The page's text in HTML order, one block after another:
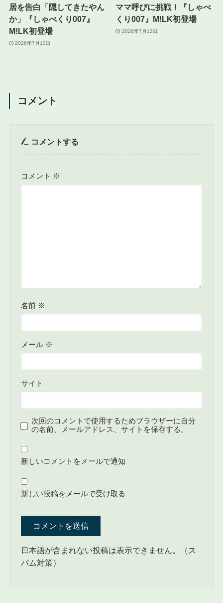
居を告白「隠してきたやん
か」『しゃべくり007』
M!LK初登場
2026年7月13日
ママ呼びに挑戦！『しゃべ
くり007』M!LK初登場
2026年7月13日
コメント
コメントする
コメント ※
名前 ※
メール ※
サイト
次回のコメントで使用するためブラウザーに自分
の名前、メールアドレス、サイトを保存する。
新しいコメントをメールで通知
新しい投稿をメールで受け取る
日本語が含まれない投稿は表示できません。（ス
パム対策）